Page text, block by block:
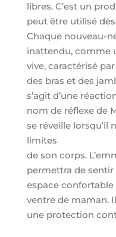
libres. C’est un
peut être utilisé
Chaque nouveau-
inattendu, comme
vive, caractérisé
des bras et des
s’agit d’une
nom de réflexe de
se réveille lorsqu’il
limites
de son corps.
permettra de
espace
ventre de maman.
une protection